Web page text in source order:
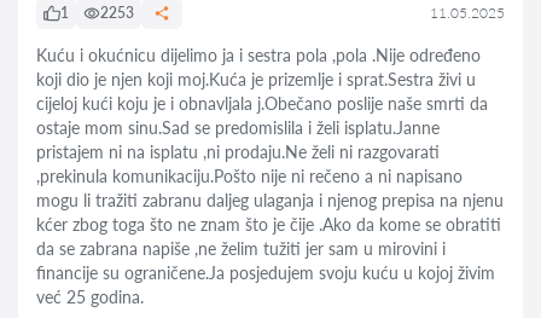
1 2253 11.05.2025
Kuću i okućnicu dijelimo ja i sestra pola ,pola .Nije određeno
koji dio je njen koji moj.Kuća je prizemlje i sprat.Sestra živi u
cijeloj kući koju je i obnavljala j.Obečano poslije naše smrti da
ostaje mom sinu.Sad se predomislila i želi isplatu.Janne
pristajem ni na isplatu ,ni prodaju.Ne želi ni razgovarati
,prekinula komunikaciju.Pošto nije ni rečeno a ni napisano
mogu li tražiti zabranu daljeg ulaganja i njenog prepisa na njenu
kćer zbog toga što ne znam što je čije .Ako da kome se obratiti
da se zabrana napiše ,ne želim tužiti jer sam u mirovini i
financije su ograničene.Ja posjedujem svoju kuću u kojoj živim
već 25 godina.